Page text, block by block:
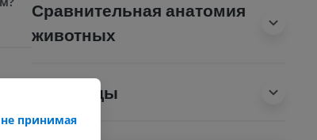
Сравнительная анатомия
животных
Переводы
принимая